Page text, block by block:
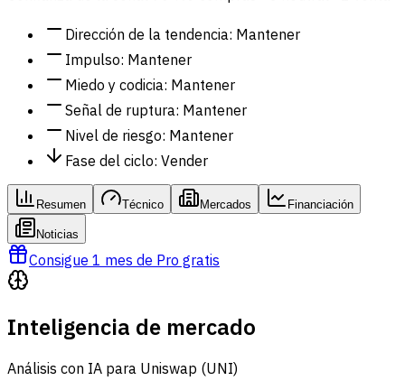
Dirección de la tendencia: Mantener
Impulso: Mantener
Miedo y codicia: Mantener
Señal de ruptura: Mantener
Nivel de riesgo: Mantener
Fase del ciclo: Vender
Resumen Técnico Mercados Financiación
Noticias
Consigue 1 mes de Pro gratis
Inteligencia de mercado
Análisis con IA para Uniswap (UNI)